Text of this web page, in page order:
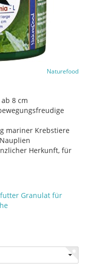
Naturefood
8 cm
mariner Krebstiere
Herkunft, für
Granulat für